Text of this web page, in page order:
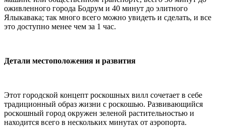
оживленного города Бодрум и 40 минут до элитного
Ялыкавака; так много всего можно увидеть и сделать, и все
это доступно менее чем за 1 час.
Детали местоположения и развития
Этот городской концепт роскошных вилл сочетает в себе
традиционный образ жизни с роскошью. Развивающийся
роскошный город окружен зеленой растительностью и
находится всего в нескольких минутах от аэропорта.